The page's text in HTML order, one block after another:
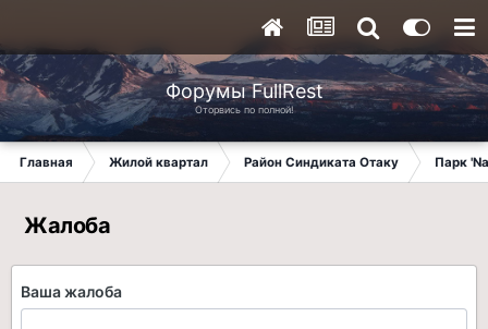
Форумы FullRest
Оторвись по полной!
Главная Жилой квартал Район Синдиката Отаку Парк
Жалоба
Ваша жалоба